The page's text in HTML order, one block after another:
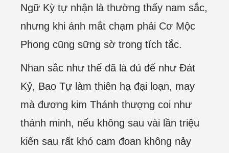
Ngữ Kỳ tự nhận là thường thấy nam sắc,
nhưng khi ánh mắt chạm phải Cơ Mộc
Phong cũng sững sờ trong tích tắc.
Nhan sắc như thế đã là đủ để như Đát
Kỷ, Bao Tự làm thiên hạ đại loạn, may
mà đương kim Thánh thượng coi như
thánh minh, nếu không sau vài lần triệu
kiến sau rất khó cam đoan không nảy